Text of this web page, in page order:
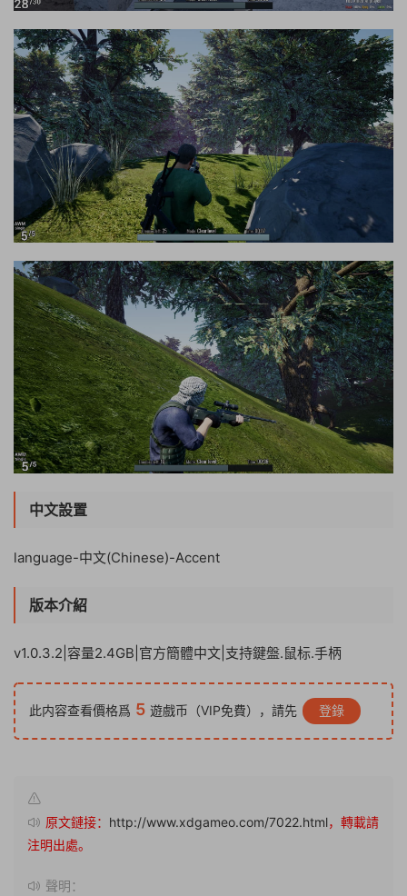
中文設置
language-中文(Chinese)-Accent
版本介紹
v1.0.3.2|容量2.4GB|官方簡體中文|支持鍵盤.鼠标.手柄
此内容查看價格爲 5 遊戲币（VIP免費），請先 登錄
原文鏈接： http://www.xdgameo.com/7022.html，轉載請
注明出處。
聲明：